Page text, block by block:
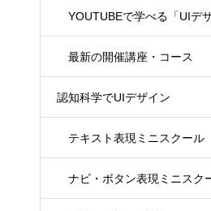
YOUTUBEで学べる「UIデ
最新の開催講座・コース
認知科学でUIデザイン
テキスト表現ミニスクール
ナビ・ボタン表現ミニスク